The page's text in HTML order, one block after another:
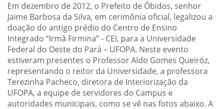
Em dezembro de 2012, o Prefeito de Óbidos, senhor
Jaime Barbosa da Silva, em cerimônia oficial, legalizou a
doação do antigo prédio do Centro de Ensino
Integrado “Irmã Firmina” - CEI, para a Universidade
Federal do Oeste do Pará – UFOPA. Neste evento
estiveram presentes o Professor Aldo Gomes Queiróz,
representando o reitor da Universidade, a professora
Terezinha Pacheco, diretora de Interiorização da
UFOPA, a equipe de servidores do Campus e
autoridades municipais, como se vê nas fotos abaixo. A